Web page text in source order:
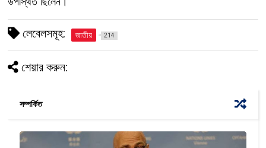
লেবেলসমূহ: জাতীয় 214
শেয়ার করুন:
সম্পর্কিত